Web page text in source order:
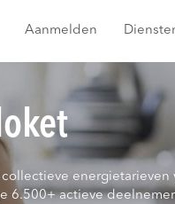
Aanmelden
energietarieven
6.500+ actieve